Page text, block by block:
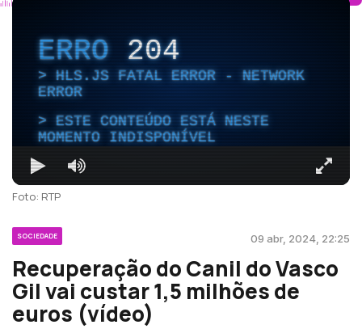
ERRO204
HLS.JS FATAL ERROR - NETWORK
ERROR
ESTE CONTEÚDO ESTÁ NESTE
MOMENTO INDISPONÍVEL
Foto: RTP
SOCIEDADE 09 abr, 2024, 22:25
Recuperação do Canil do Vasco
Gil vai custar 1,5 milhões de
euros (vídeo)